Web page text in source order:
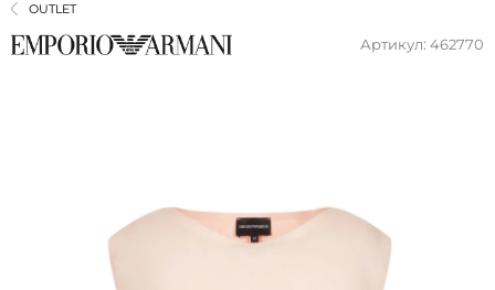
ОБУВЬ
Избранные товары
Корзина
Каталог
OUTLET
OUTLET
Артикул: 462770